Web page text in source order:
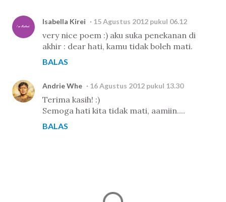
Isabella Kirei 15 Agustus 2012 pukul 06.12
very nice poem :) aku suka penekanan di
akhir : dear hati, kamu tidak boleh mati.
BALAS
Andrie Whe 16 Agustus 2012 pukul 13.30
Terima kasih! :)
Semoga hati kita tidak mati, aamiin....
BALAS